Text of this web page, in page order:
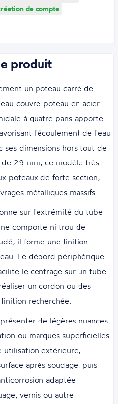
de compte
produit
un poteau carré de
couvre-poteau en acier
à quatre pans apporte
l'écoulement de l'eau
ses dimensions hors tout de
de 29 mm, ce modèle très
poteaux de forte section,
métalliques massifs.
sur l'extrémité du tube
comporte ni trou de
il forme une finition
Le débord périphérique
le centrage sur un tube
un cordon ou des
recherchée.
de légères nuances
ou marques superficielles
utilisation extérieure,
après soudage, puis
adaptée :
vernis ou autre